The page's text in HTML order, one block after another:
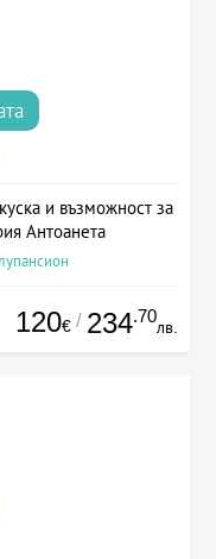
и възможност за
Антоанета
120€ / 234.70
лв.